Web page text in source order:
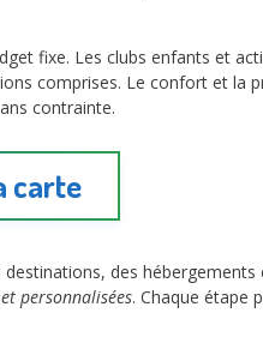
fixe. Les clubs enfants et
comprises. Le confort et la
contrainte.
carte
des
personnalisées. Chaque étape